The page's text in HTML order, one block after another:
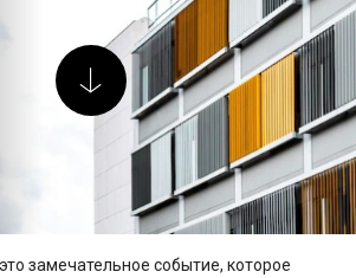
замечательное событие, которое